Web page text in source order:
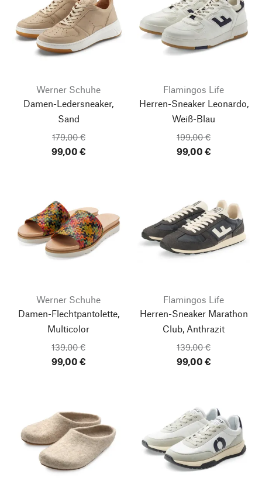
Werner Schuhe
Damen-Ledersneaker,
Sand
179,00 €
99,00 €
Flamingos Life
Herren-Sneaker Leonardo,
Weiß-Blau
199,00 €
99,00 €
Werner Schuhe
Damen-Flechtpantolette,
Multicolor
139,00 €
99,00 €
Flamingos Life
Herren-Sneaker Marathon
Club, Anthrazit
139,00 €
99,00 €